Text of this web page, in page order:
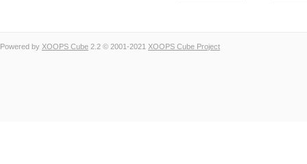
Powered by XOOPS Cube 2.2 © 2001-2021 XOOPS Cube Project